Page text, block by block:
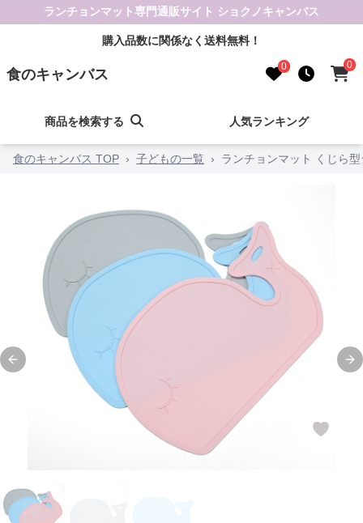
ランチョンマット専門通販サイト ショクノキャンバス
購入品数に関係なく送料無料！
食のキャンバス 0 0
商品を検索する 人気ランキング
食のキャンバス TOP › 子どもの一覧 › ランチョンマット くじら
Previous slide